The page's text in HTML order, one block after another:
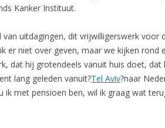
Kanker Instituut.
van uitdagingen, dit vrijwilligerswerk
er niet over geven, maar we kijken
dat hij grotendeels vanuit huis doet,
lang geleden vanuit?Tel Aviv?naar
ik met pensioen ben, wil ik graag wat